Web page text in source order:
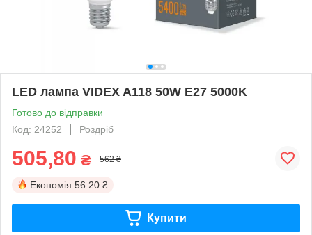
LED лампа VIDEX A118 50W E27 5000K
Готово до відправки
Код: 24252
Роздріб
505,80 ₴ 562 ₴
Економія 56.20 ₴
Купити